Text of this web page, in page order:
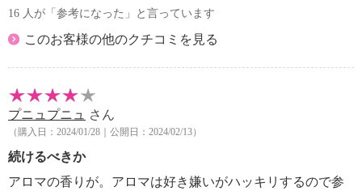
16 人が「参考になった」と言っています
このお客様の他のクチコミを見る
プニュプニュ さん
（購入日：2024/01/28｜公開日：2024/02/13）
続けるべきか
アロマの香りが。アロマは好き嫌いがハッキリするので参